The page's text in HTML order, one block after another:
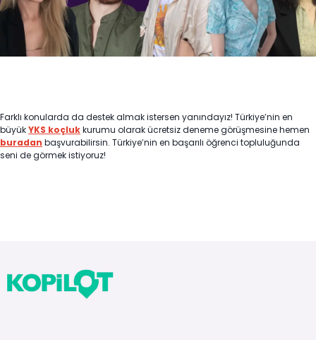
Farklı konularda da destek almak istersen yanındayız! Türkiye’nin en
büyükYKS koçlukkurumu olarak ücretsiz deneme görüşmesine hemen
buradan başvurabilirsin. Türkiye’nin en başarılı öğrenci topluluğunda
seni de görmek istiyoruz!